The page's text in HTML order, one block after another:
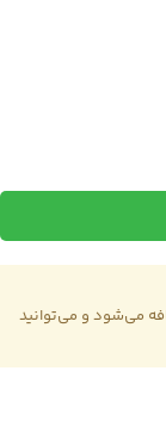
می‌شود و می‌توانید